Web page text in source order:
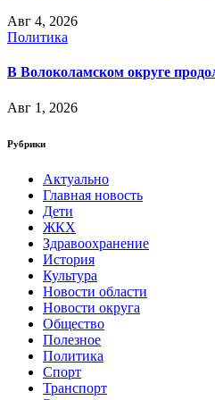
Авг 4, 2026
Политика
В Волоколамском округе
Авг 1, 2026
Рубрики
Актуально
Главная новость
Дети
ЖКХ
Здравоохранение
История
Культура
Новости области
Новости округа
Общество
Полезное
Политика
Спорт
Транспорт